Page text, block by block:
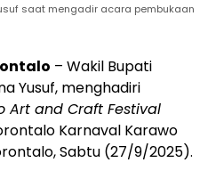
saat mengadir acara pembukaan
– Wakil Bupati
Yusuf, menghadiri
Art and Craft Festival
Karnaval Karawo
Sabtu (27/9/2025).